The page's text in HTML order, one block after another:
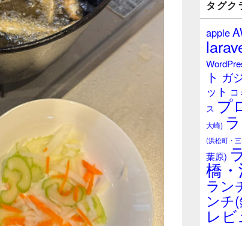
ー
ジ
ッ
ト
タグク
apple
ト ガ
ット コ
ス プ
大崎)
(浜松町・
葉原)
橋
ラン
ンチ
レビ